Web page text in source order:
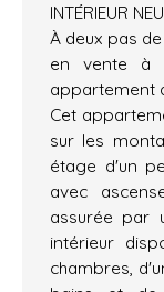
INTÉRIEUR
À deux pas
en vente à
appartement
Cet
sur les
étage d'un
avec
assurée par
intérieur
chambres,